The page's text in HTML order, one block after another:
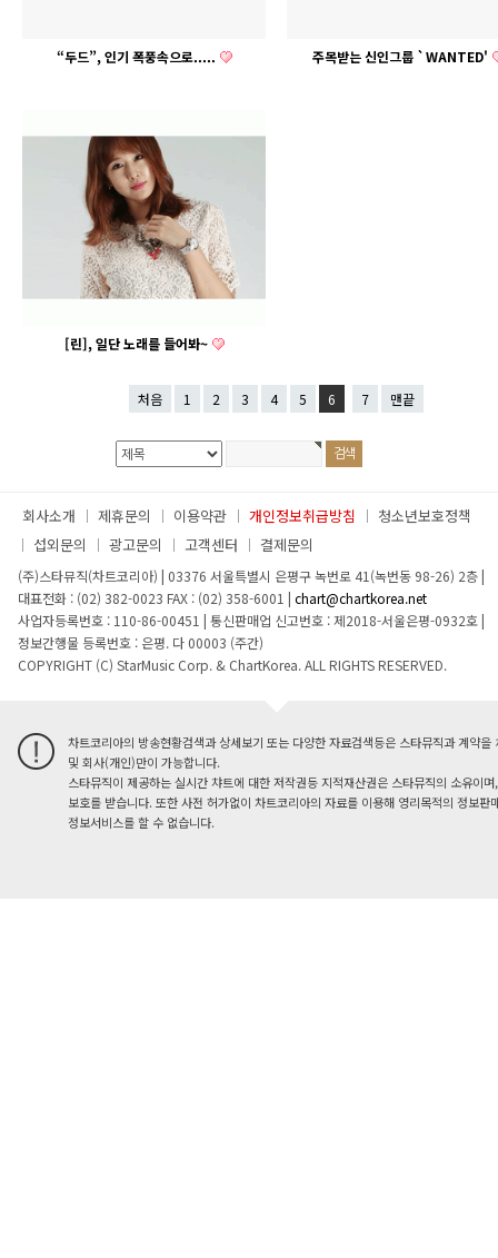
“두드”, 인기 폭풍속으로..... 주목받는 신인그룹 `WANTED'
[린], 일단 노래를 들어봐~
처음 1 2 3 4 5 6 7 맨끝
회사소개 제휴문의 이용약관 개인정보취급방침
청소년보호정책
섭외문의
광고문의 고객센터 결제문의
(주)스타뮤직(차트코리아) | 03376 서울특별시 은평구 녹번로 41(녹번동 98-26) 2층|
대표전화 : (02) 382-0023 FAX : (02) 358-6001 | chart@chartkorea.net
사업자등록번호 : 110-86-00451 | 통신판매업 신고번호 : 제2018-서울은평-0932호|
정보간행물 등록번호 : 은평. 다 00003 (주간)
COPYRIGHT (C) StarMusic Corp. & ChartKorea. ALL RIGHTS RESERVED.
차트코리아의 방송현황검색과 상세보기 또는 다양한 자료검색등은 스타뮤직과 계약을
및 회사(개인)만이 가능합니다.
스타뮤직이 제공하는 실시간 챠트에 대한 저작권등 지적재산권은 스타뮤직의 소유이
보호를 받습니다. 또한 사전 허가없이 차트코리아의 자료를 이용해 영리목적의 정보판
정보서비스를 할 수 없습니다.